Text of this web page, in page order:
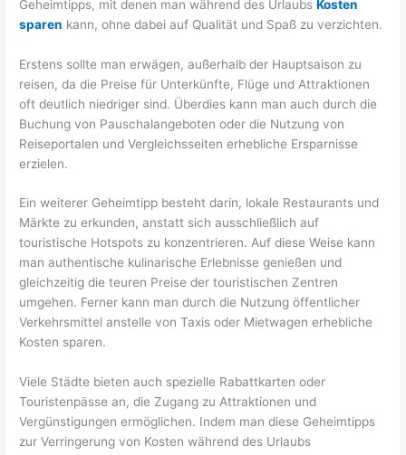
Geheimtipps, mit denen man während des Urlaubs Kosten
sparen kann, ohne dabei auf Qualität und Spaß zu verzichten.
Erstens sollte man erwägen, außerhalb der Hauptsaison zu
reisen, da die Preise für Unterkünfte, Flüge und Attraktionen
oft deutlich niedriger sind. Überdies kann man auch durch die
Buchung von Pauschalangeboten oder die Nutzung von
Reiseportalen und Vergleichsseiten erhebliche Ersparnisse
erzielen.
Ein weiterer Geheimtipp besteht darin, lokale Restaurants und
Märkte zu erkunden, anstatt sich ausschließlich auf
touristische Hotspots zu konzentrieren. Auf diese Weise kann
man authentische kulinarische Erlebnisse genießen und
gleichzeitig die teuren Preise der touristischen Zentren
umgehen. Ferner kann man durch die Nutzung öffentlicher
Verkehrsmittel anstelle von Taxis oder Mietwagen erhebliche
Kosten sparen.
Viele Städte bieten auch spezielle Rabattkarten oder
Touristenpässe an, die Zugang zu Attraktionen und
Vergünstigungen ermöglichen. Indem man diese Geheimtipps
zur Verringerung von Kosten während des Urlaubs